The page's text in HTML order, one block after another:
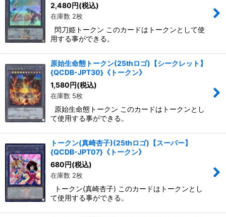
2,480円(税込)
在庫数 2枚
閃刀姫トークン このカードはトークンとして使
用する事ができる。
原始生命態トークン(25thロゴ)【シークレット】
{QCDB-JPT30}《トークン》
1,580円(税込)
在庫数 5枚
原始生命態トークン このカードはトークンとし
て使用する事ができる。
トークン(真崎杏子)(25thロゴ)【スーパー】
{QCDB-JPT07}《トークン》
680円(税込)
在庫数 2枚
トークン(真崎杏子) このカードはトークンとし
て使用する事ができる。